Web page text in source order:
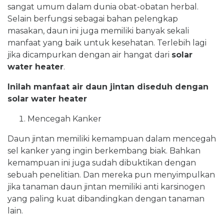
sangat umum dalam dunia obat-obatan herbal.
Selain berfungsi sebagai bahan pelengkap
masakan, daun ini juga memiliki banyak sekali
manfaat yang baik untuk kesehatan. Terlebih lagi
jika dicampurkan dengan air hangat dari solar
water heater.
Inilah manfaat air daun jintan diseduh dengan
solar water heater
Mencegah Kanker
Daun jintan memiliki kemampuan dalam mencegah
sel kanker yang ingin berkembang biak. Bahkan
kemampuan ini juga sudah dibuktikan dengan
sebuah penelitian. Dan mereka pun menyimpulkan
jika tanaman daun jintan memiliki anti karsinogen
yang paling kuat dibandingkan dengan tanaman
lain.